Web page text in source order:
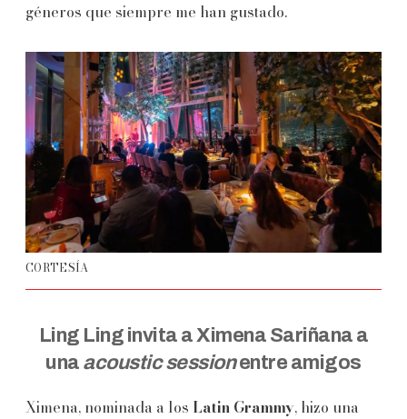
géneros que siempre me han gustado.
CORTESÍA
Ling Ling invita a Ximena Sariñana a
una acoustic sessionentre amigos
Ximena, nominada a los Latin Grammy, hizo una